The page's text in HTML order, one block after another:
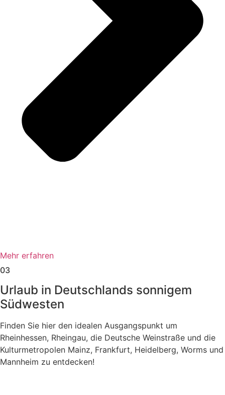
Mehr erfahren
03
Urlaub in Deutschlands sonnigem
Südwesten
Finden Sie hier den idealen Ausgangspunkt um
Rheinhessen, Rheingau, die Deutsche Weinstraße und die
Kulturmetropolen Mainz, Frankfurt, Heidelberg, Worms und
Mannheim zu entdecken!